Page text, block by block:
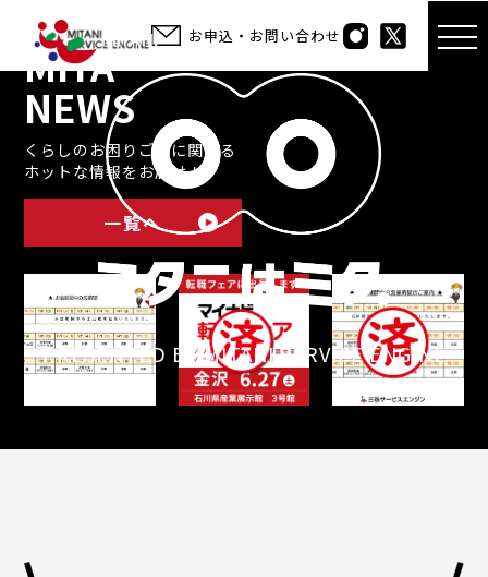
お申込・お問い合わせ
PRESENTED BY MITANI SERVICE ENGINE
MITA
NEWS
くらしのお困りごとに関する
ホットな情報をお届け！
一覧へ